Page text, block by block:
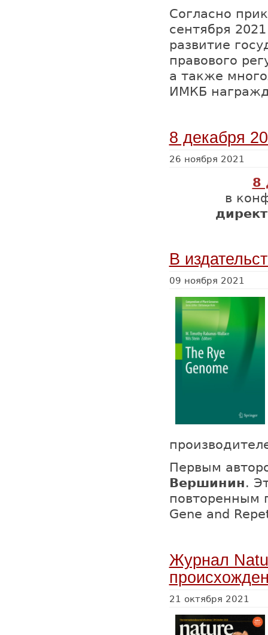
Согласно
сентября
развитие
правового
а также
ИМКБ
8 декабря
26 ноября 2021
8
в
В
09 ноября 2021
Первым
Вершинин.
повторенным
Gene and
Журнал
21 октября 2021